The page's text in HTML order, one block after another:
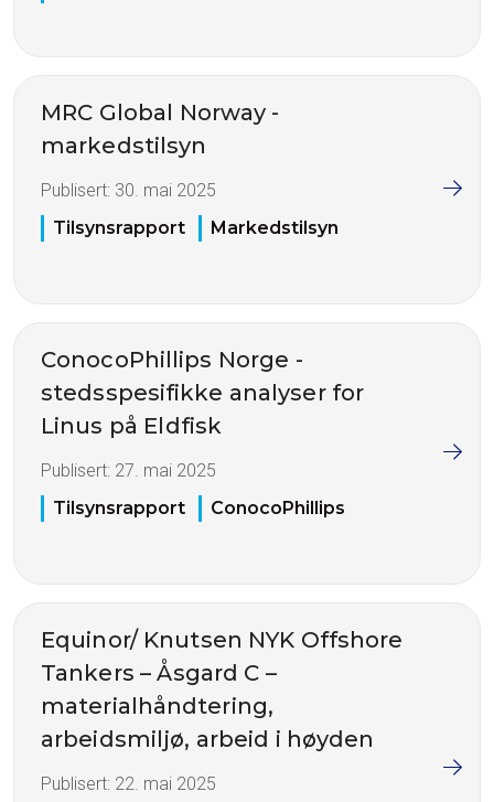
MRC Global Norway -
markedstilsyn
Publisert: 30. mai 2025
Tilsynsrapport
Markedstilsyn
ConocoPhillips Norge -
stedsspesifikke analyser for
Linus på Eldfisk
Publisert: 27. mai 2025
Tilsynsrapport
ConocoPhillips
Equinor/ Knutsen NYK Offshore
Tankers – Åsgard C –
materialhåndtering,
arbeidsmiljø, arbeid i høyden
Publisert: 22. mai 2025